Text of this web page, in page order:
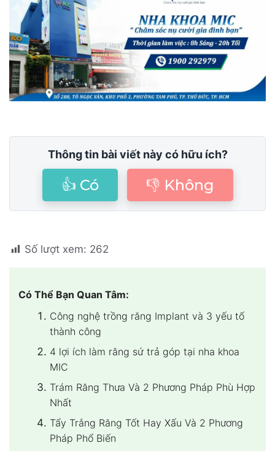
Thông tin bài viết này có hữu ích?
👍 Có 👎 Không
Số lượt xem: 262
Có Thể Bạn Quan Tâm:
Công nghệ trồng răng Implant và 3 yếu tố
thành công
4 lợi ích làm răng sứ trả góp tại nha khoa
MIC
Trám Răng Thưa Và 2 Phương Pháp Phù Hợp
Nhất
Tẩy Trắng Răng Tốt Hay Xấu Và 2 Phương
Pháp Phổ Biến